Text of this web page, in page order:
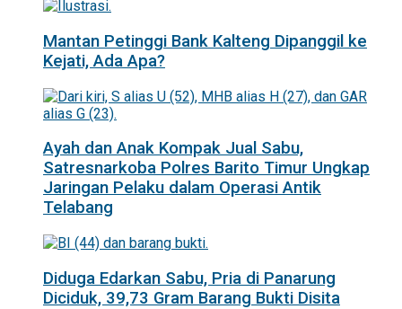
Mantan Petinggi Bank Kalteng Dipanggil ke
Kejati, Ada Apa?
Ayah dan Anak Kompak Jual Sabu,
Satresnarkoba Polres Barito Timur Ungkap
Jaringan Pelaku dalam Operasi Antik
Telabang
Diduga Edarkan Sabu, Pria di Panarung
Diciduk, 39,73 Gram Barang Bukti Disita